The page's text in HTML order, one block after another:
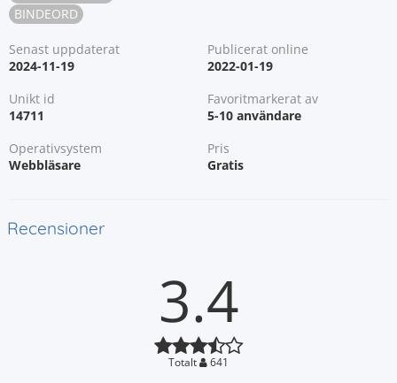
BINDEORD
Senast uppdaterat
2024-11-19
Publicerat online
2022-01-19
Unikt id
14711
Favoritmarkerat av
5-10 användare
Operativsystem
Webbläsare
Pris
Gratis
Recensioner
3.4
Totalt 641